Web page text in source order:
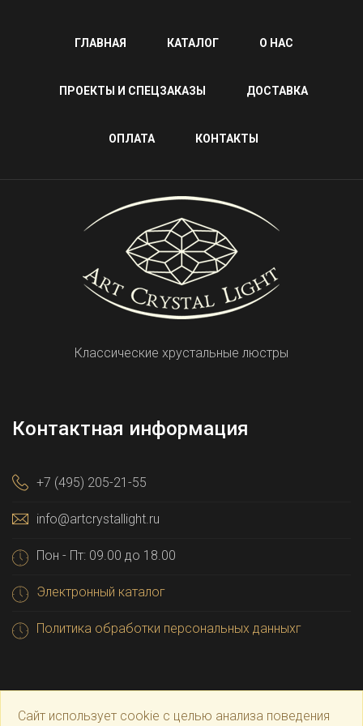
ГЛАВНАЯ КАТАЛОГ О НАС
ПРОЕКТЫ И СПЕЦЗАКАЗЫ ДОСТАВКА
ОПЛАТА КОНТАКТЫ
Классические хрустальные люстры
Контактная информация
+7 (495) 205-21-55
info@artcrystallight.ru
Пон - Пт: 09.00 до 18.00
Электронный каталог
Политика обработки персональных данныхг
Сайт использует cookie с целью анализа поведения